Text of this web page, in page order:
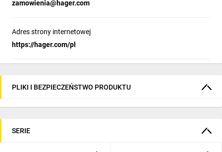
zamowienia@hager.com
Adres strony internetowej
https://hager.com/pl
PLIKI I BEZPIECZEŃSTWO PRODUKTU
SERIE